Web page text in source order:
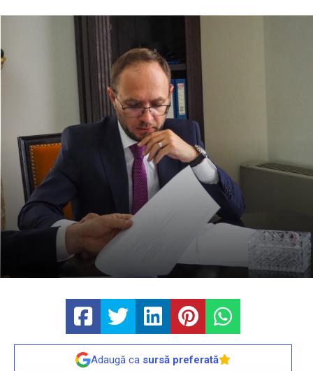
Adaugă ca sursă preferată